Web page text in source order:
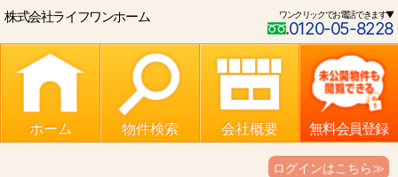
株式会社ライフワンホーム ワンクリックでお電話できます▼
0120-05-8228
ホーム 物件検索 会社概要 無料会員登録
ログインはこちら≫